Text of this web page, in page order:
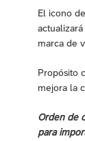
El icono
marca de
Propósito
mejora la
Orden de
para